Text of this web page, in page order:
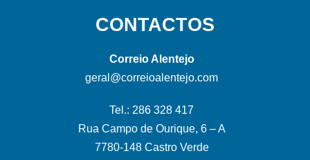
CONTACTOS
Correio Alentejo
geral@correioalentejo.com
Tel.: 286 328 417
Rua Campo de Ourique, 6 – A
7780-148 Castro Verde